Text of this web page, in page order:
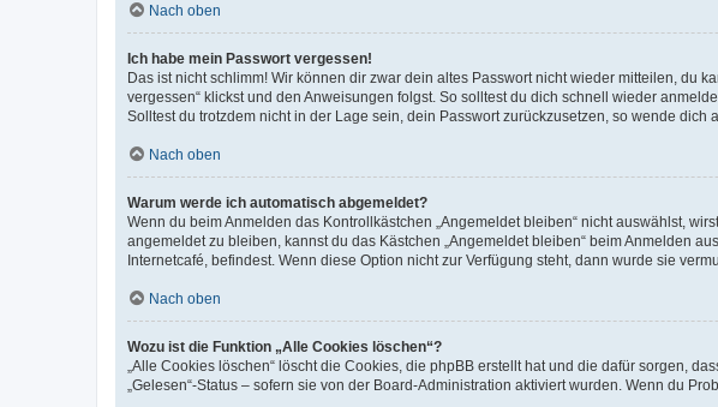
Nach oben
Ich habe mein Passwort vergessen!
Das ist nicht schlimm! Wir können dir zwar dein altes Passwort nicht wieder mitteilen, du
vergessen“ klickst und den Anweisungen folgst. So solltest du dich schnell wieder
Solltest du trotzdem nicht in der Lage sein, dein Passwort zurückzusetzen, so wende dich
Nach oben
Warum werde ich automatisch abgemeldet?
Wenn du beim Anmelden das Kontrollkästchen „Angemeldet bleiben“ nicht auswählst,
angemeldet zu bleiben, kannst du das Kästchen „Angemeldet bleiben“ beim Anmelden
Internetcafé, befindest. Wenn diese Option nicht zur Verfügung steht, dann wurde sie
Nach oben
Wozu ist die Funktion „Alle Cookies löschen“?
„Alle Cookies löschen“ löscht die Cookies, die phpBB erstellt hat und die dafür sorgen,
„Gelesen“-Status – sofern sie von der Board-Administration aktiviert wurden. Wenn du